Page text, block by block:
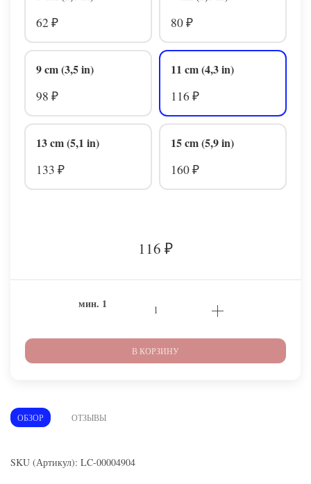
62 ₽
80 ₽
9 cm (3,5 in)
98 ₽
11 cm (4,3 in)
116 ₽
13 cm (5,1 in)
133 ₽
15 cm (5,9 in)
160 ₽
116 ₽
мин. 1
В КОРЗИНУ
ОБЗОР ОТЗЫВЫ
SKU (Артикул): LC-00004904